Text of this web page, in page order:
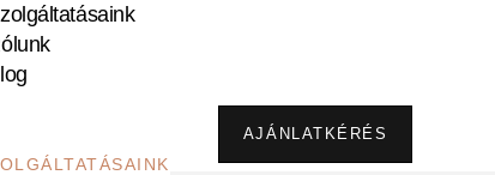
AJÁNLATKÉRÉS